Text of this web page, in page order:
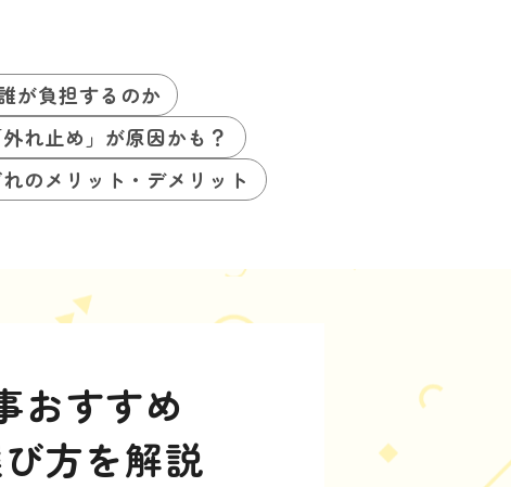
が負担するのか
れ止め」が原因かも？
のメリット・デメリット
おすすめ
方を解説